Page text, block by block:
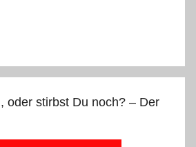
oder stirbst Du noch? – Der